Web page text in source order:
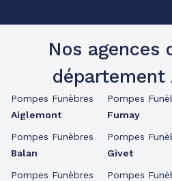
Nos agences
département
Pompes Funèbres
Aiglemont
Pompes Funèbres
Balan
Pompes Funèbres
Pompes
Fumay
Pompes
Givet
Pompes